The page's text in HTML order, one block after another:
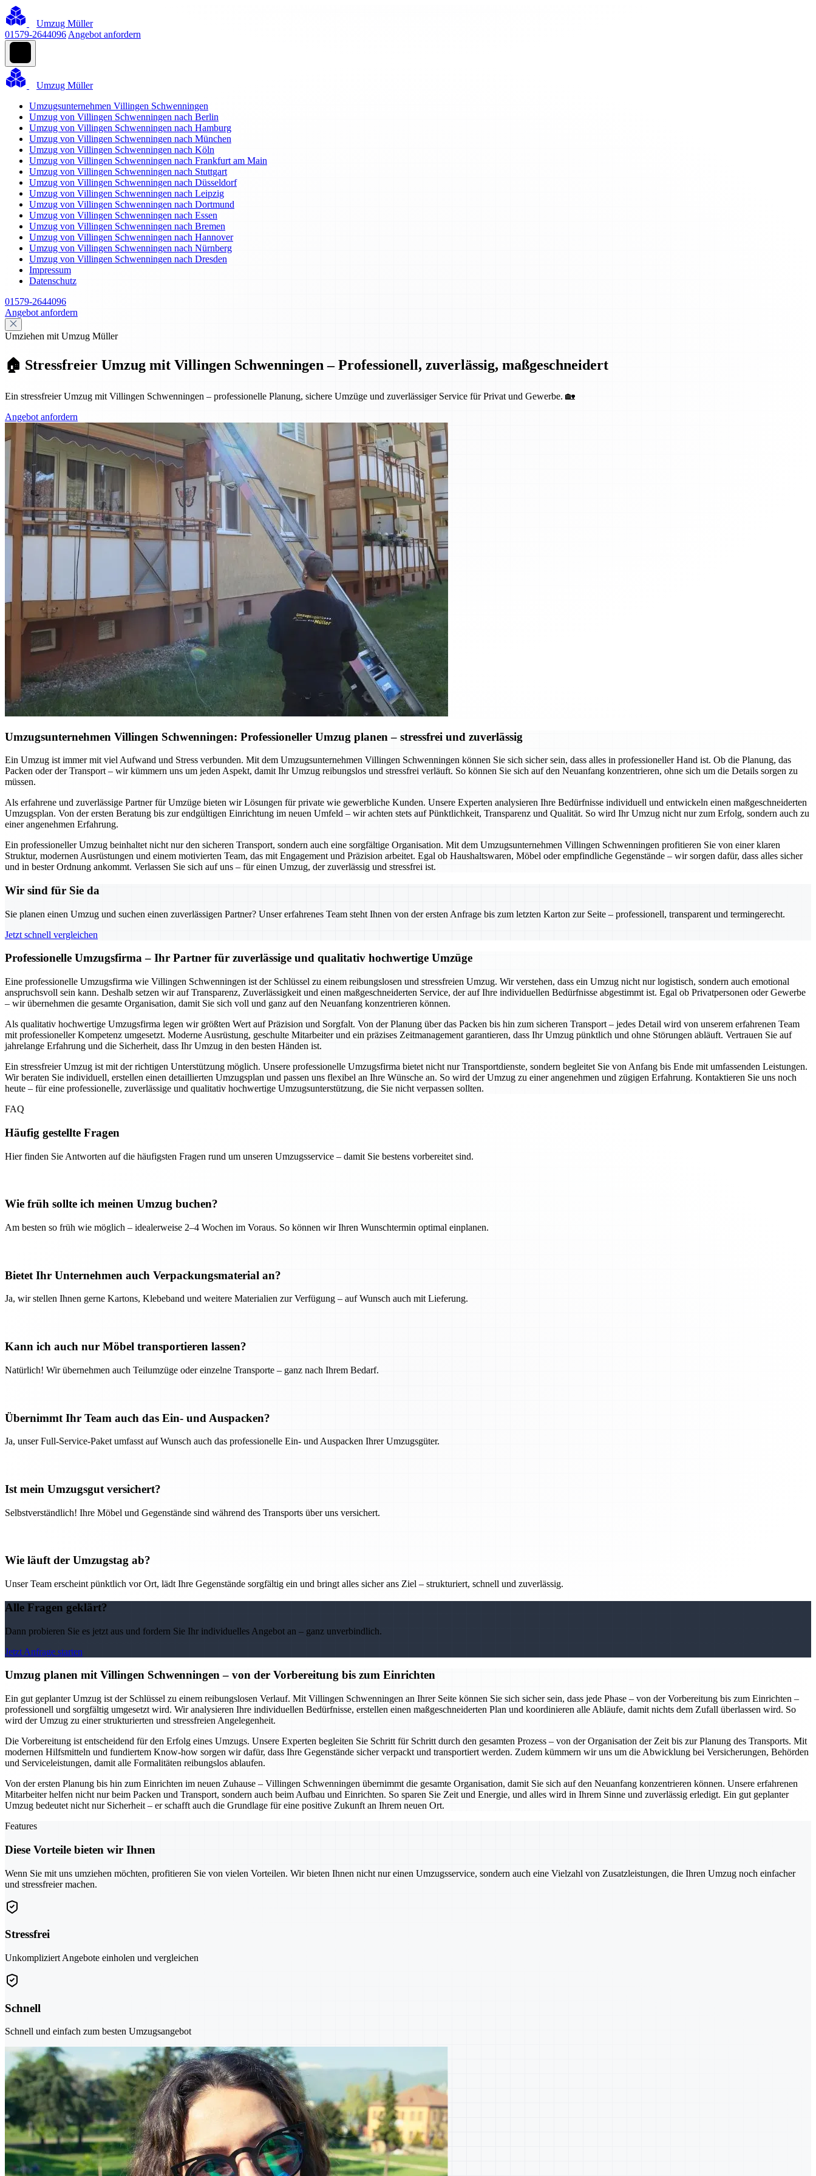
Umzug Müller
01579-2644096 Angebot anfordern
Umzug Müller
Umzugsunternehmen Villingen Schwenningen
Umzug von Villingen Schwenningen nach Berlin
Umzug von Villingen Schwenningen nach Hamburg
Umzug von Villingen Schwenningen nach München
Umzug von Villingen Schwenningen nach Köln
Umzug von Villingen Schwenningen nach Frankfurt am Main
Umzug von Villingen Schwenningen nach Stuttgart
Umzug von Villingen Schwenningen nach Düsseldorf
Umzug von Villingen Schwenningen nach Leipzig
Umzug von Villingen Schwenningen nach Dortmund
Umzug von Villingen Schwenningen nach Essen
Umzug von Villingen Schwenningen nach Bremen
Umzug von Villingen Schwenningen nach Hannover
Umzug von Villingen Schwenningen nach Nürnberg
Umzug von Villingen Schwenningen nach Dresden
Impressum
Datenschutz
01579-2644096
Angebot anfordern
Umziehen mit Umzug Müller
🏠 Stressfreier Umzug mit Villingen Schwenningen – Professionell, zuverlässig, maßgeschneidert
Ein stressfreier Umzug mit Villingen Schwenningen – professionelle Planung, sichere Umzüge und zuverlässiger Service für Privat und Gewerbe. 🏡
Angebot anfordern
Umzugsunternehmen Villingen Schwenningen: Professioneller Umzug planen – stressfrei und zuverlässig
Ein Umzug ist immer mit viel Aufwand und Stress verbunden. Mit dem Umzugsunternehmen Villingen Schwenningen können Sie sich sicher sein, dass alles in professioneller Hand ist. Ob die Planung, das
Packen oder der Transport – wir kümmern uns um jeden Aspekt, damit Ihr Umzug reibungslos und stressfrei verläuft. So können Sie sich auf den Neuanfang konzentrieren, ohne sich um die Details sorgen zu
müssen.
Als erfahrene und zuverlässige Partner für Umzüge bieten wir Lösungen für private wie gewerbliche Kunden. Unsere Experten analysieren Ihre Bedürfnisse individuell und entwickeln einen maßgeschneiderten
Umzugsplan. Von der ersten Beratung bis zur endgültigen Einrichtung im neuen Umfeld – wir achten stets auf Pünktlichkeit, Transparenz und Qualität. So wird Ihr Umzug nicht nur zum Erfolg, sondern auch zu
einer angenehmen Erfahrung.
Ein professioneller Umzug beinhaltet nicht nur den sicheren Transport, sondern auch eine sorgfältige Organisation. Mit dem Umzugsunternehmen Villingen Schwenningen profitieren Sie von einer klaren
Struktur, modernen Ausrüstungen und einem motivierten Team, das mit Engagement und Präzision arbeitet. Egal ob Haushaltswaren, Möbel oder empfindliche Gegenstände – wir sorgen dafür, dass alles sicher
und in bester Ordnung ankommt. Verlassen Sie sich auf uns – für einen Umzug, der zuverlässig und stressfrei ist.
Wir sind für Sie da
Sie planen einen Umzug und suchen einen zuverlässigen Partner? Unser erfahrenes Team steht Ihnen von der ersten Anfrage bis zum letzten Karton zur Seite – professionell, transparent und termingerecht.
Jetzt schnell vergleichen
Professionelle Umzugsfirma – Ihr Partner für zuverlässige und qualitativ hochwertige Umzüge
Eine professionelle Umzugsfirma wie Villingen Schwenningen ist der Schlüssel zu einem reibungslosen und stressfreien Umzug. Wir verstehen, dass ein Umzug nicht nur logistisch, sondern auch emotional
anspruchsvoll sein kann. Deshalb setzen wir auf Transparenz, Zuverlässigkeit und einen maßgeschneiderten Service, der auf Ihre individuellen Bedürfnisse abgestimmt ist. Egal ob Privatpersonen oder Gewerbe
– wir übernehmen die gesamte Organisation, damit Sie sich voll und ganz auf den Neuanfang konzentrieren können.
Als qualitativ hochwertige Umzugsfirma legen wir größten Wert auf Präzision und Sorgfalt. Von der Planung über das Packen bis hin zum sicheren Transport – jedes Detail wird von unserem erfahrenen Team
mit professioneller Kompetenz umgesetzt. Moderne Ausrüstung, geschulte Mitarbeiter und ein präzises Zeitmanagement garantieren, dass Ihr Umzug pünktlich und ohne Störungen abläuft. Vertrauen Sie auf
jahrelange Erfahrung und die Sicherheit, dass Ihr Umzug in den besten Händen ist.
Ein stressfreier Umzug ist mit der richtigen Unterstützung möglich. Unsere professionelle Umzugsfirma bietet nicht nur Transportdienste, sondern begleitet Sie von Anfang bis Ende mit umfassenden Leistungen.
Wir beraten Sie individuell, erstellen einen detaillierten Umzugsplan und passen uns flexibel an Ihre Wünsche an. So wird der Umzug zu einer angenehmen und zügigen Erfahrung. Kontaktieren Sie uns noch
heute – für eine professionelle, zuverlässige und qualitativ hochwertige Umzugsunterstützung, die Sie nicht verpassen sollten.
FAQ
Häufig gestellte Fragen
Hier finden Sie Antworten auf die häufigsten Fragen rund um unseren Umzugsservice – damit Sie bestens vorbereitet sind.
Wie früh sollte ich meinen Umzug buchen?
Am besten so früh wie möglich – idealerweise 2–4 Wochen im Voraus. So können wir Ihren Wunschtermin optimal einplanen.
Bietet Ihr Unternehmen auch Verpackungsmaterial an?
Ja, wir stellen Ihnen gerne Kartons, Klebeband und weitere Materialien zur Verfügung – auf Wunsch auch mit Lieferung.
Kann ich auch nur Möbel transportieren lassen?
Natürlich! Wir übernehmen auch Teilumzüge oder einzelne Transporte – ganz nach Ihrem Bedarf.
Übernimmt Ihr Team auch das Ein- und Auspacken?
Ja, unser Full-Service-Paket umfasst auf Wunsch auch das professionelle Ein- und Auspacken Ihrer Umzugsgüter.
Ist mein Umzugsgut versichert?
Selbstverständlich! Ihre Möbel und Gegenstände sind während des Transports über uns versichert.
Wie läuft der Umzugstag ab?
Unser Team erscheint pünktlich vor Ort, lädt Ihre Gegenstände sorgfältig ein und bringt alles sicher ans Ziel – strukturiert, schnell und zuverlässig.
Alle Fragen geklärt?
Dann probieren Sie es jetzt aus und fordern Sie Ihr individuelles Angebot an – ganz unverbindlich.
Jetzt Anfrage starten
Umzug planen mit Villingen Schwenningen – von der Vorbereitung bis zum Einrichten
Ein gut geplanter Umzug ist der Schlüssel zu einem reibungslosen Verlauf. Mit Villingen Schwenningen an Ihrer Seite können Sie sich sicher sein, dass jede Phase – von der Vorbereitung bis zum Einrichten –
professionell und sorgfältig umgesetzt wird. Wir analysieren Ihre individuellen Bedürfnisse, erstellen einen maßgeschneiderten Plan und koordinieren alle Abläufe, damit nichts dem Zufall überlassen wird. So
wird der Umzug zu einer strukturierten und stressfreien Angelegenheit.
Die Vorbereitung ist entscheidend für den Erfolg eines Umzugs. Unsere Experten begleiten Sie Schritt für Schritt durch den gesamten Prozess – von der Organisation der Zeit bis zur Planung des Transports. Mit
modernen Hilfsmitteln und fundiertem Know-how sorgen wir dafür, dass Ihre Gegenstände sicher verpackt und transportiert werden. Zudem kümmern wir uns um die Abwicklung bei Versicherungen, Behörden
und Serviceleistungen, damit alle Formalitäten reibungslos ablaufen.
Von der ersten Planung bis hin zum Einrichten im neuen Zuhause – Villingen Schwenningen übernimmt die gesamte Organisation, damit Sie sich auf den Neuanfang konzentrieren können. Unsere erfahrenen
Mitarbeiter helfen nicht nur beim Packen und Transport, sondern auch beim Aufbau und Einrichten. So sparen Sie Zeit und Energie, und alles wird in Ihrem Sinne und zuverlässig erledigt. Ein gut geplanter
Umzug bedeutet nicht nur Sicherheit – er schafft auch die Grundlage für eine positive Zukunft an Ihrem neuen Ort.
Features
Diese Vorteile bieten wir Ihnen
Wenn Sie mit uns umziehen möchten, profitieren Sie von vielen Vorteilen. Wir bieten Ihnen nicht nur einen Umzugsservice, sondern auch eine Vielzahl von Zusatzleistungen, die Ihren Umzug noch einfacher
und stressfreier machen.
Stressfrei
Unkompliziert Angebote einholen und vergleichen
Schnell
Schnell und einfach zum besten Umzugsangebot